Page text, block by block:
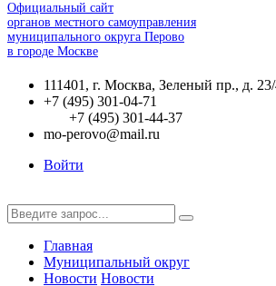
Официальный сайт
органов местного самоуправления
муниципального округа Перово
в городе Москве
111401, г. Москва, Зеленый пр., д.
+7 (495) 301-04-71
+7 (495) 301-44-37
mo-perovo@mail.ru
Войти
Главная
Муниципальный округ
Новости Новости